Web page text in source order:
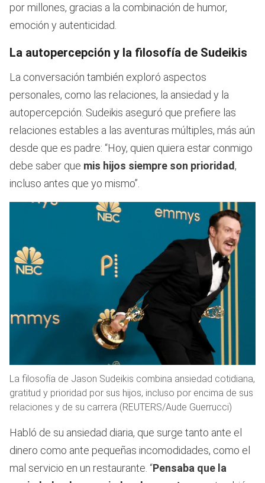
por millones, gracias a la combinación de humor,
emoción y autenticidad.
La autopercepción y la filosofía de Sudeikis
La conversación también exploró aspectos
personales, como las relaciones, la ansiedad y la
autopercepción. Sudeikis aseguró que prefiere las
relaciones estables a las aventuras múltiples, más aún
desde que es padre: “Hoy, quien quiera estar conmigo
debe saber que mis hijos siempre son prioridad,
incluso antes que yo mismo”.
La filosofía de Jason Sudeikis combina ansiedad cotidiana,
gratitud y prioridad por sus hijos, incluso por encima de sus
relaciones y de su carrera (REUTERS/Aude Guerrucci)
Habló de su ansiedad diaria, que surge tanto ante el
dinero como ante pequeñas incomodidades, como el
mal servicio en un restaurante. “Pensaba que la